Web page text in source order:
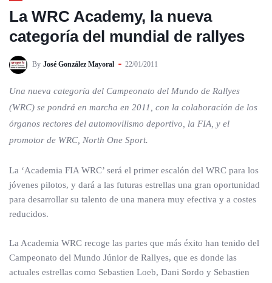
La WRC Academy, la nueva
categoría del mundial de rallyes
By José González Mayoral 22/01/2011
Una nueva categoría del Campeonato del Mundo de Rallyes
(WRC) se pondrá en marcha en 2011, con la colaboración de los
órganos rectores del automovilismo deportivo, la FIA, y el
promotor de WRC, North One Sport.
La ‘Academia FIA WRC’ será el primer escalón del WRC para los
jóvenes pilotos, y dará a las futuras estrellas una gran oportunidad
para desarrollar su talento de una manera muy efectiva y a costes
reducidos.
La Academia WRC recoge las partes que más éxito han tenido del
Campeonato del Mundo Júnior de Rallyes, que es donde las
actuales estrellas como Sebastien Loeb, Dani Sordo y Sebastien